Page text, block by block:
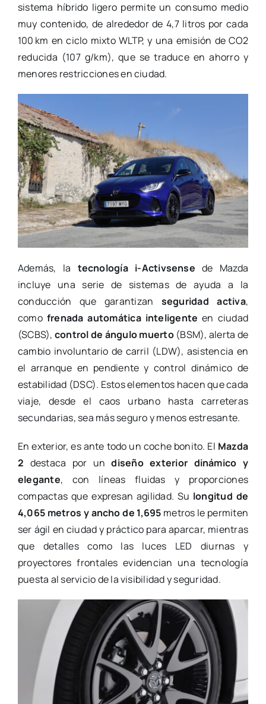
sistema híbrido ligero permite un consumo medio
muy contenido, de alrededor de 4,7 litros por cada
100 km en ciclo mixto WLTP, y una emisión de CO2
reducida (107 g/km), que se traduce en ahorro y
menores restricciones en ciudad.
Además, la tecnología i-Activsense de Mazda
incluye una serie de sistemas de ayuda a la
conducción que garantizan seguridad activa,
como frenada automática inteligente en ciudad
(SCBS), control de ángulo muerto(BSM), alerta de
cambio involuntario de carril (LDW), asistencia en
el arranque en pendiente y control dinámico de
estabilidad (DSC). Estos elementos hacen que cada
viaje, desde el caos urbano hasta carreteras
secundarias, sea más seguro y menos estresante.
En exterior, es ante todo un coche bonito. El Mazda
2 destaca por undiseño exterior dinámico y
elegante, con líneas fluidas y proporciones
compactas que expresan agilidad. Su longitud de
4,065 metros y ancho de 1,695 metros le permiten
ser ágil en ciudad y práctico para aparcar, mientras
que detalles como las luces LED diurnas y
proyectores frontales evidencian una tecnología
puesta al servicio de la visibilidad y seguridad.